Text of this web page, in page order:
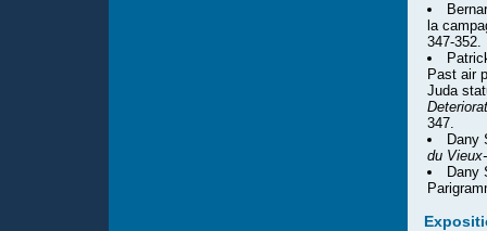
la
347-352.
Past air
Juda
347.
Dany
du
Dany